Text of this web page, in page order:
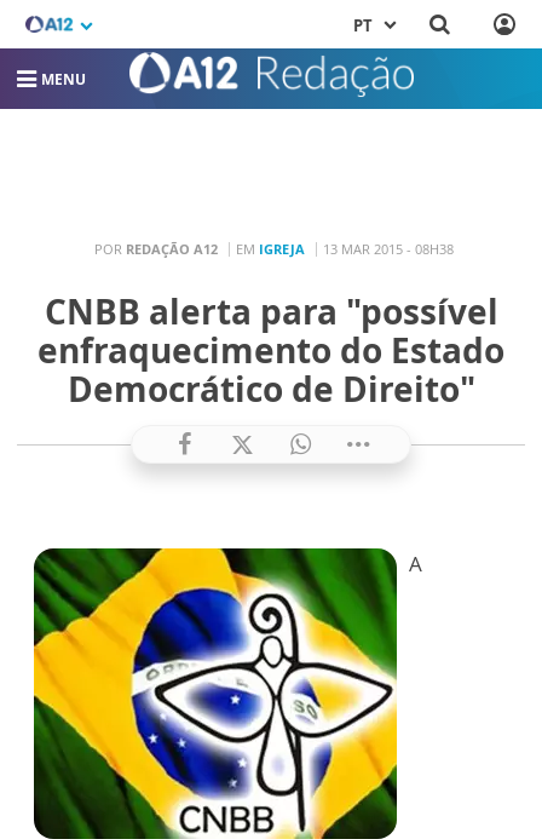
PT
MENU
POR REDAÇÃO A12 EM IGREJA 13 MAR 2015 - 08H38
CNBB alerta para "possível
enfraquecimento do Estado
Democrático de Direito"
A